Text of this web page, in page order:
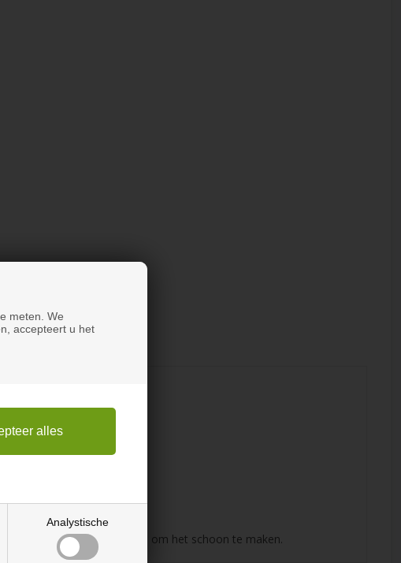
meten. We
accepteert u het
Analystische
op te lichten.
een doek of schuursponsje om het schoon te maken.